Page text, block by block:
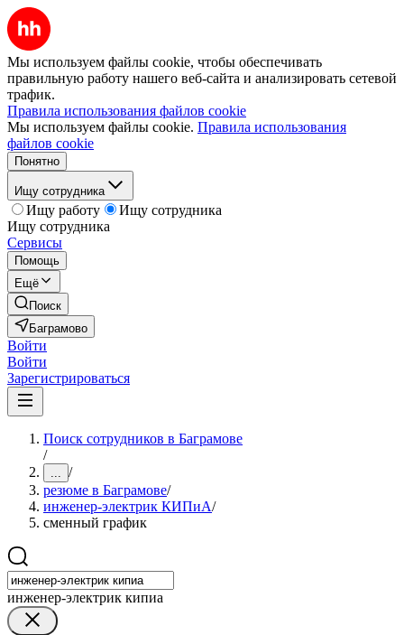
Мы используем файлы cookie, чтобы обеспечивать
правильную работу нашего веб-сайта и анализировать сетевой
трафик.
Правила использования файлов cookie
Мы используем файлы cookie. Правила использования
файлов cookie
Понятно
Ищу сотрудника
Ищу работу
Ищу сотрудника
Ищу сотрудника
Сервисы
Помощь
Ещё
Поиск
Баграмово
Войти
Войти
Зарегистрироваться
Поиск сотрудников в Баграмове
/
... /
резюме в Баграмове/
инженер-электрик КИПиА/
сменный график
инженер-электрик кипиа